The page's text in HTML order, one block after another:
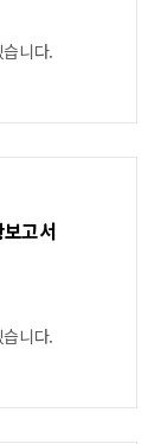
니다.
고서
니다.